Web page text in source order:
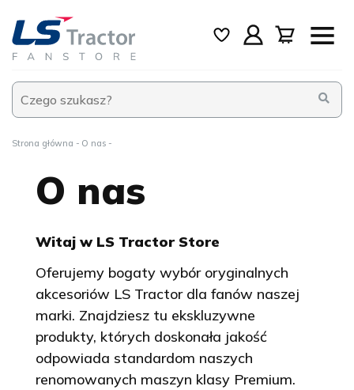
Strona główna O nas
O nas
Witaj w LS Tractor Store
Oferujemy bogaty wybór oryginalnych
akcesoriów LS Tractor dla fanów naszej
marki. Znajdziesz tu ekskluzywne
produkty, których doskonała jakość
odpowiada standardom naszych
renomowanych maszyn klasy Premium.